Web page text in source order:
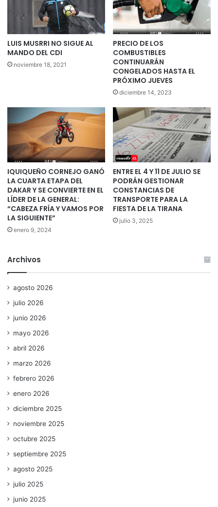
LUIS MUSRRI NO SIGUE AL
MANDO DEL CDI
noviembre 18, 2021
PRECIO DE LOS
COMBUSTIBLES
CONTINUARÁN
CONGELADOS HASTA EL
PRÓXIMO JUEVES
diciembre 14, 2023
IQUIQUEÑO CORNEJO GANÓ
LA CUARTA ETAPA DEL
DAKAR Y SE CONVIERTE EN EL
LÍDER DE LA GENERAL:
“CABEZA FRÍA Y VAMOS POR
LA SIGUIENTE”
enero 9, 2024
ENTRE EL 4 Y 11 DE JULIO SE
PODRÁN GESTIONAR
CONSTANCIAS DE
TRANSPORTE PARA LA
FIESTA DE LA TIRANA
julio 3, 2025
Archivos
agosto 2026
julio 2026
junio 2026
mayo 2026
abril 2026
marzo 2026
febrero 2026
enero 2026
diciembre 2025
noviembre 2025
octubre 2025
septiembre 2025
agosto 2025
julio 2025
junio 2025